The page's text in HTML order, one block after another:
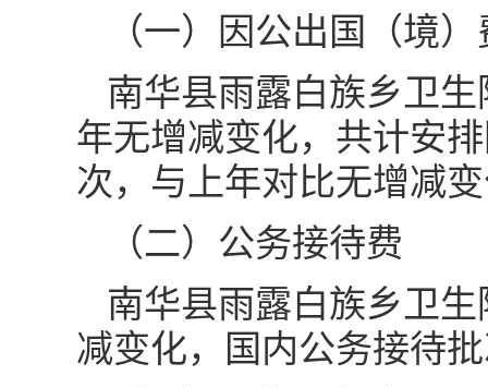
（一）因公出国（境）
南华县雨露白族乡卫
年无增减变化，共计安
次，与上年对比无增减
（二）公务接待费
南华县雨露白族乡卫
减变化，国内公务接待